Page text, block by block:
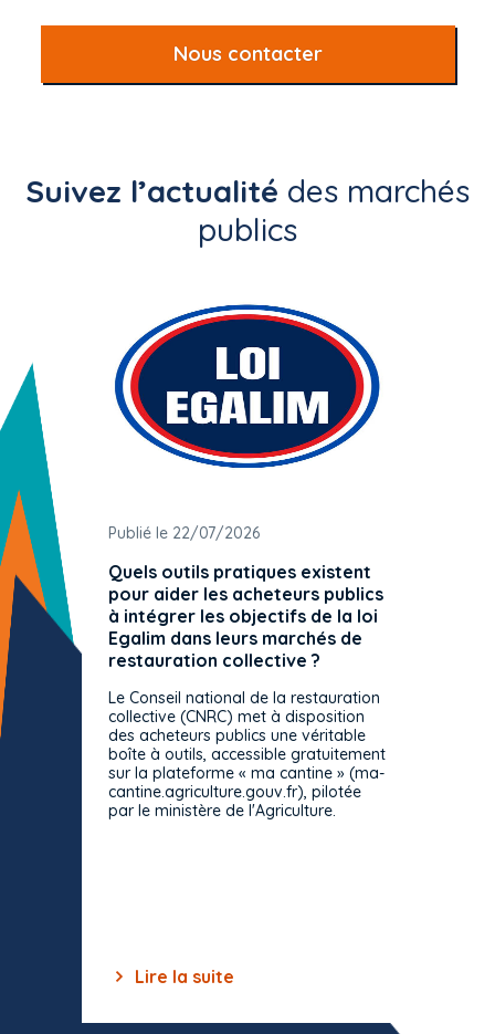
Nous contacter
Suivez l’actualité des marchés
publics
Publié le 22/07/2026
Quels outils pratiques existent
pour aider les acheteurs publics
à intégrer les objectifs de la loi
Egalim dans leurs marchés de
restauration collective ?
Le Conseil national de la restauration
collective (CNRC) met à disposition
des acheteurs publics une véritable
boîte à outils, accessible gratuitement
sur la plateforme « ma cantine » (ma-
cantine.agriculture.gouv.fr), pilotée
par le ministère de l'Agriculture.
Lire la suite